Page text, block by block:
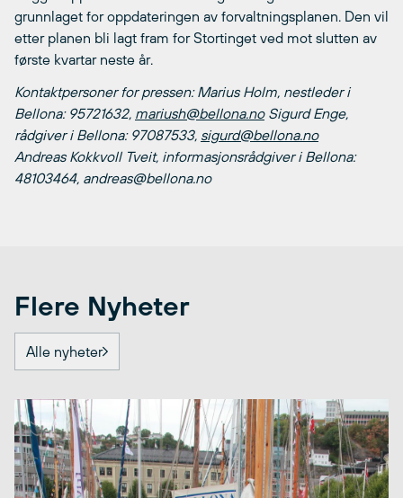
grunnlaget for oppdateringen av forvaltningsplanen. Den vil
etter planen bli lagt fram for Stortinget ved mot slutten av
første kvartar neste år.
Kontaktpersoner for pressen:Marius Holm, nestleder i
Bellona: 95721632, mariush@bellona.noSigurd Enge,
rådgiver i Bellona: 97087533, sigurd@bellona.no
Andreas Kokkvoll Tveit, informasjonsrådgiver i Bellona:
48103464, andreas@bellona.no
Flere Nyheter
Alle nyheter